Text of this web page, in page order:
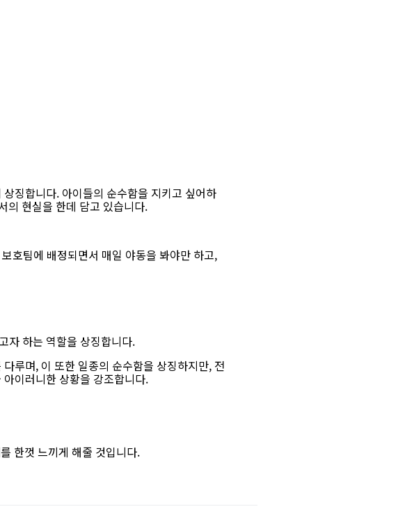
징합니다. 아이들의 순수함을 지키고 싶어하
의 현실을 한데 담고 있습니다.
호팀에 배정되면서 매일 야동을 봐야만 하고,
자 하는 역할을 상징합니다.
루며, 이 또한 일종의 순수함을 상징하지만, 전
이러니한 상황을 강조합니다.
한껏 느끼게 해줄 것입니다.